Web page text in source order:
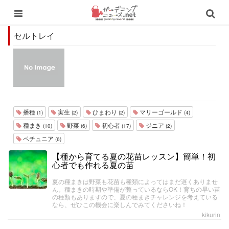
セルトレイ
播種 (1) 実生 (2) ひまわり (2) マリーゴールド (4)
種まき (10) 野菜 (6) 初心者 (17) ジニア (2)
ペチュニア (6)
【種から育てる夏の花苗レッスン】簡単！初
心者でも作れる夏の苗
夏の種まきは野菜も花苗も種類によってはまだ遅くありませ
ん。種まきの時期や準備が整っているならOK！育ちの早い苗
の種類もありますので、夏の種まきチャレンジを考えている
なら、ぜひこの機会に楽しんでみてくださいね！
kikurin